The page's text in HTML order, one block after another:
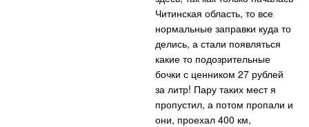
Читинская область, то все
нормальные заправки куда то
делись, а стали появляться
какие то подозрительные
бочки с ценником 27 рублей
за литр! Пару таких мест я
пропустил, а потом пропали и
они, проехал 400 км,